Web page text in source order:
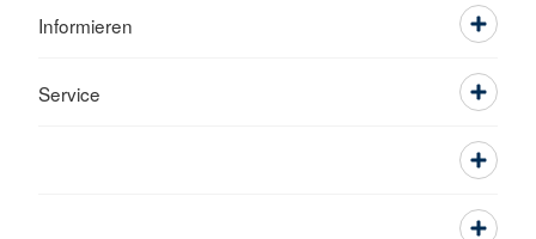
Informieren
Service